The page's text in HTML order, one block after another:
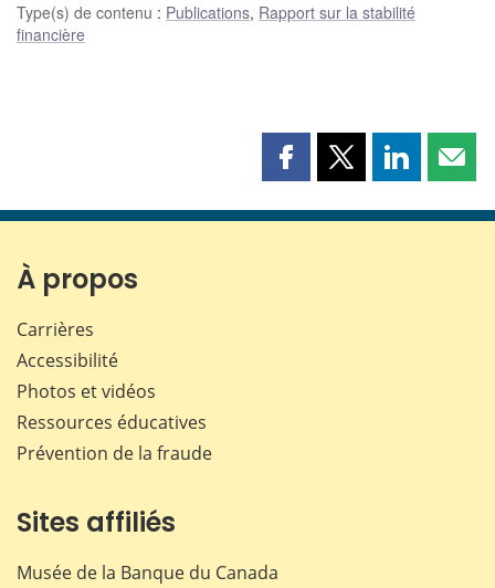
Type(s) de contenu : Publications, Rapport sur la stabilité
financière
Partager
page
Partager
page
Partager
page page
À propos
Carrières
Accessibilité
Photos et vidéos
Ressources éducatives
Prévention de la fraude
Sites affiliés
Musée de la Banque du Canada